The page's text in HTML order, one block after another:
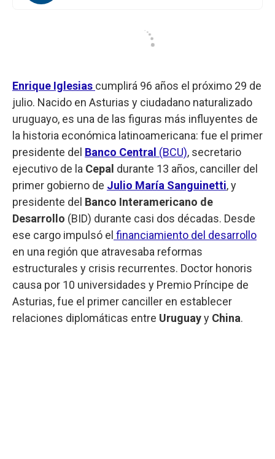
Enrique Iglesias cumplirá 96 años el próximo 29 de
julio. Nacido en Asturias y ciudadano naturalizado
uruguayo, es una de las figuras más influyentes de
la historia económica latinoamericana: fue el primer
presidente del Banco Central (BCU), secretario
ejecutivo de la Cepal durante 13 años, canciller del
primer gobierno de Julio María Sanguinetti, y
presidente del Banco Interamericano de
Desarrollo (BID) durante casi dos décadas. Desde
ese cargo impulsó el financiamiento del desarrollo
en una región que atravesaba reformas
estructurales y crisis recurrentes. Doctor honoris
causa por 10 universidades y Premio Príncipe de
Asturias, fue el primer canciller en establecer
relaciones diplomáticas entre Uruguayy China.